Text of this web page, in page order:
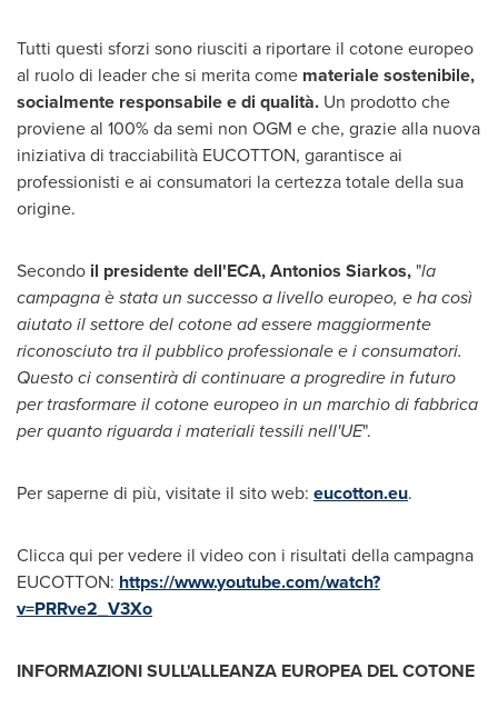
Tutti questi sforzi sono riusciti a riportare il cotone europeo
al ruolo di leader che si merita come materiale sostenibile,
socialmente responsabile e di qualità. Un prodotto che
proviene al 100% da semi non OGM e che, grazie alla nuova
iniziativa di tracciabilità EUCOTTON, garantisce ai
professionisti e ai consumatori la certezza totale della sua
origine.
Secondo il presidente dell'ECA,Antonios Siarkos, "la
campagna è stata un successo a livello europeo, e ha così
aiutato il settore del cotone ad essere maggiormente
riconosciuto tra il pubblico professionale e i consumatori.
Questo ci consentirà di continuare a progredire in futuro
per trasformare il cotone europeo in un marchio di fabbrica
per quanto riguarda i materiali tessili nell'UE".
Per saperne di più, visitate il sito web: eucotton.eu.
Clicca qui per vedere il video con i risultati della campagna
EUCOTTON: https://www.youtube.com/watch?
v=PRRve2_V3Xo
INFORMAZIONI SULL'ALLEANZA EUROPEA DEL COTONE